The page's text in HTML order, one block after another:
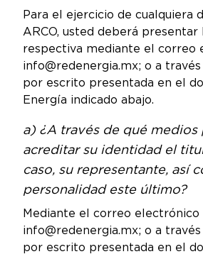
Para el ejercicio de cualquiera
ARCO, usted deberá presentar
respectiva mediante el correo
info@redenergia.mx; o a
por escrito presentada en el
Energía indicado abajo.
a) ¿A través de qué medios
acreditar su identidad el
caso, su representante, así
personalidad este último?
Mediante el correo electrónico
info@redenergia.mx; o a
por escrito presentada en el